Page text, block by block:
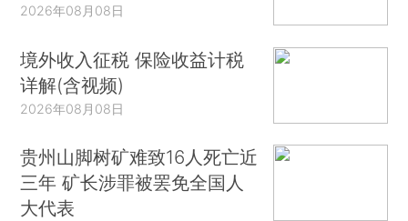
2026年08月08日
境外收入征税 保险收益计税
详解(含视频)
2026年08月08日
贵州山脚树矿难致16人死亡近
三年 矿长涉罪被罢免全国人
大代表